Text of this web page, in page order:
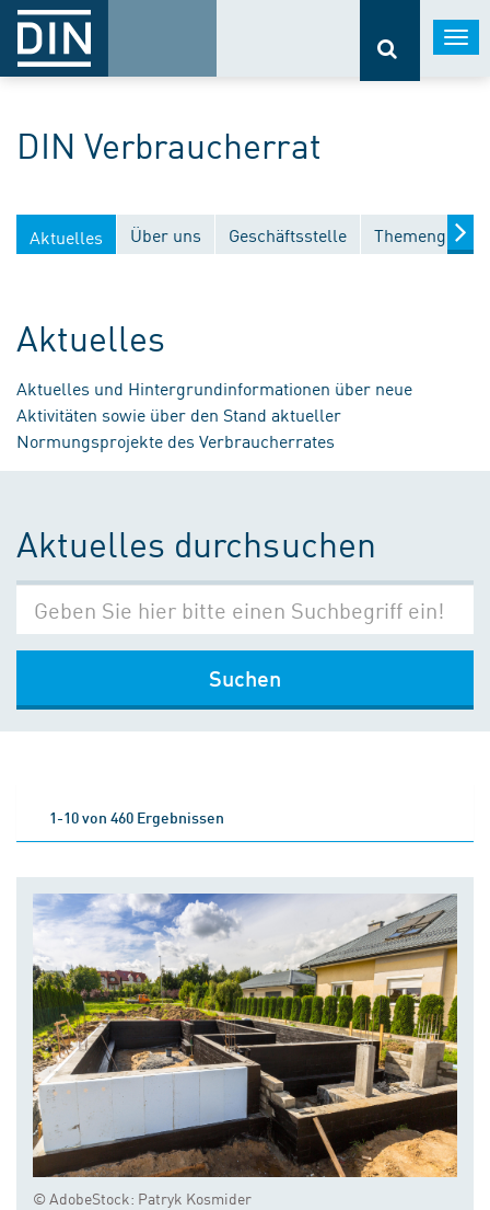
DIN Verbraucherrat
Aktuelles Über uns Geschäftsstelle
Aktuelles
Aktuelles und Hintergrundinformationen über neue
Aktivitäten sowie über den Stand aktueller
Normungsprojekte des Verbraucherrates
Aktuelles durchsuchen
Suchen
1-10 von 460 Ergebnissen
© AdobeStock: Patryk Kosmider